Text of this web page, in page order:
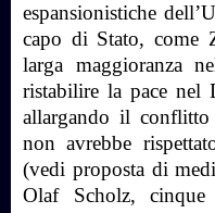
espansionistiche
capo di Stato, come
larga maggioranza
ristabilire la pace nel
allargando il
non avrebbe
(vedi proposta di
Olaf Scholz, cinque